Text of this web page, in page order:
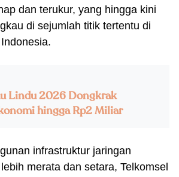
dan terukur, yang hingga kini
di sejumlah titik tertentu di
Lindu 2026 Dongkrak
hingga Rp2 Miliar
infrastruktur jaringan
merata dan setara, Telkomsel